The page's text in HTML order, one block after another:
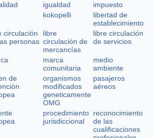
igualdad
impuesto
kokopelli
libertad de
establecimiento
circulación
personas
libre
circulación de
mercancías
libre circulación
de servicios
marca
comunitaria
medio
ambiente
de
organismos
modificados
geneticamente
OMG
pasajeros
aéreos
procedimiento
jurisdiccional
reconocimiento
de las
cualificaciones